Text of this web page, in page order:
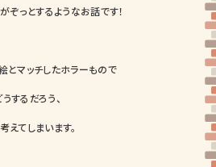
ぞっとするようなお話です！
とマッチしたホラーもので
するだろう、
えてしまいます。